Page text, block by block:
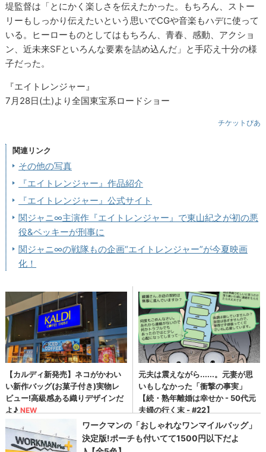
堤監督は「とにかく楽しさを伝えたかった。もちろん、ストー
リーもしっかり伝えたいという思いでCGや音楽もハデに使って
いる。ヒーローものとしてはもちろん、青春、感動、アクショ
ン、近未来SFといろんな要素を詰め込んだ」と手応え十分の様
子だった。
『エイトレンジャー』
7月28日(土)より全国東宝系ロードショー
チケットぴあ
関連リンク
その他の写真
『エイトレンジャー』作品紹介
『エイトレンジャー』公式サイト
関ジャニ∞主演作『エイトレンジャー』で東山紀之が初の悪
役&ベッキーが刑事に
関ジャニ∞の戦隊もの企画“エイトレンジャー”が今夏映画
化！